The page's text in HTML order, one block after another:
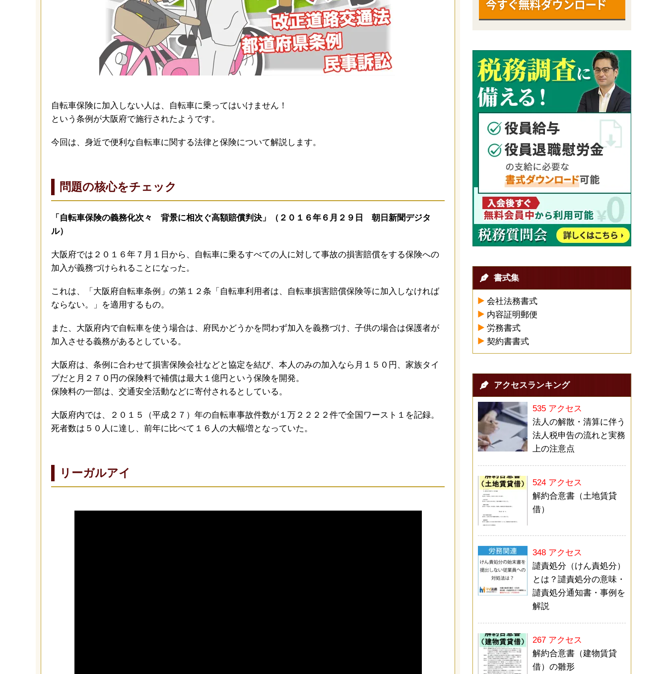
自転車保険に加入しない人は、自転車に乗ってはいけません！
という条例が大阪府で施行されたようです。
今回は、身近で便利な自転車に関する法律と保険について解説します。
問題の核心をチェック
「自転車保険の義務化次々 背景に相次ぐ高額賠償判決」（２０１６年６月２９日 朝日新聞デジタ
ル）
大阪府では２０１６年７月１日から、自転車に乗るすべての人に対して事故の損害賠償をする保険への
加入が義務づけられることになった。
これは、「大阪府自転車条例」の第１２条「自転車利用者は、自転車損害賠償保険等に加入しなければ
ならない。」を適用するもの。
また、大阪府内で自転車を使う場合は、府民かどうかを問わず加入を義務づけ、子供の場合は保護者が
加入させる義務があるとしている。
大阪府は、条例に合わせて損害保険会社などと協定を結び、本人のみの加入なら月１５０円、家族タイ
プだと月２７０円の保険料で補償は最大１億円という保険を開発。
保険料の一部は、交通安全活動などに寄付されるとしている。
大阪府内では、２０１５（平成２７）年の自転車事故件数が１万２２２２件で全国ワースト１を記録。
死者数は５０人に達し、前年に比べて１６人の大幅増となっていた。
リーガルアイ
書式集
会社法務書式
内容証明郵便
労務書式
契約書書式
アクセスランキング
535 アクセス
法人の解散・清算に伴う
法人税申告の流れと実務
上の注意点
524 アクセス
解約合意書（土地賃貸
借）
348 アクセス
譴責処分（けん責処分）
とは？譴責処分の意味・
譴責処分通知書・事例を
解説
267 アクセス
解約合意書（建物賃貸
借）の雛形